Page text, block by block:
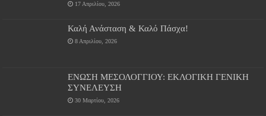
17 Απριλίου, 2026
Καλή Ανάσταση & Καλό Πάσχα!
8 Απριλίου, 2026
ΕΝΩΣΗ ΜΕΣΟΛΟΓΓΙΟΥ: ΕΚΛΟΓΙΚΗ ΓΕΝΙΚΗ
ΣΥΝΕΛΕΥΣΗ
30 Μαρτίου, 2026